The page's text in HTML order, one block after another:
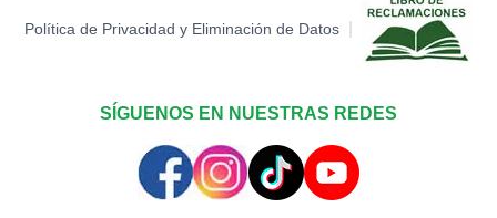
Política de Privacidad y Eliminación de Datos
SÍGUENOS EN NUESTRAS REDES